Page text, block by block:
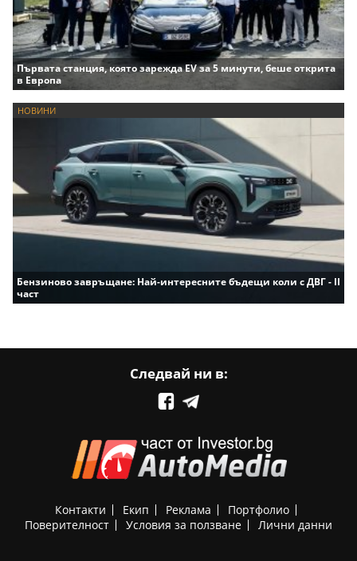
Първата станция, която зарежда EV за 5 минути, беше открита
в Европа
НОВИНИ
Бензиново завръщане: Най-интересните бъдещи коли с ДВГ - II
част
Следвай ни в:
Контакти Екип Реклама
Портфолио
Поверителност
Условия за ползване Лични данни